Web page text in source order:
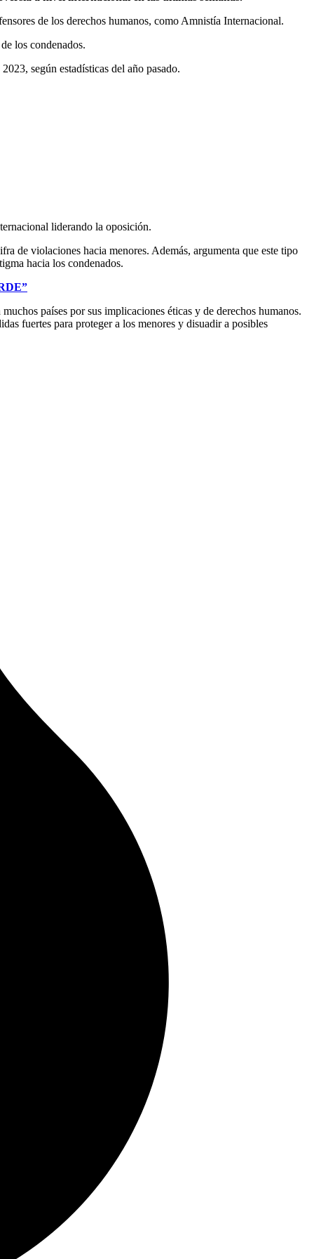
de los derechos humanos, como Amnistía Internacional.
los condenados.
según estadísticas del año pasado.
liderando la oposición.
de violaciones hacia menores. Además, argumenta que este tipo
hacia los condenados.
países por sus implicaciones éticas y de derechos humanos.
fuertes para proteger a los menores y disuadir a posibles